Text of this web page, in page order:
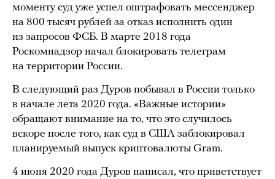
моменту суд уже успел оштрафовать мессенджер
на 800 тысяч рублей за отказ исполнить один
из запросов ФСБ. В марте 2018 года
Роскомнадзор начал блокировать телеграм
на территории России.
В следующий раз Дуров побывал в России только
в начале лета 2020 года. «Важные истории»
обращают внимание на то, что это случилось
вскоре после того, как суд в США заблокировал
планируемый выпуск криптовалюты Gram.
4 июня 2020 года Дуров написал, что приветствует